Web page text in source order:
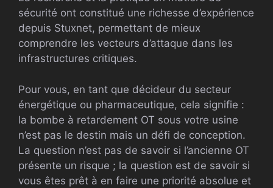
sécurité ont constitué une richesse d’expérience
depuis Stuxnet, permettant de mieux
comprendre les vecteurs d’attaque dans les
infrastructures critiques.
Pour vous, en tant que décideur du secteur
énergétique ou pharmaceutique, cela signifie :
la bombe à retardement OT sous votre usine
n’est pas le destin mais un défi de conception.
La question n’est pas de savoir si l’ancienne OT
présente un risque ; la question est de savoir si
vous êtes prêt à en faire une priorité absolue et